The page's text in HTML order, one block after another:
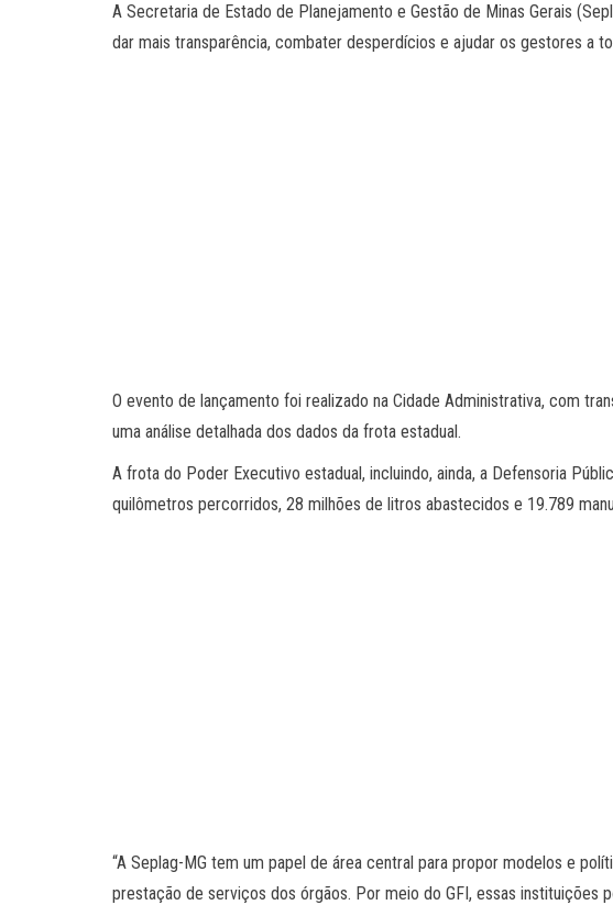
A Secretaria de Estado de Planejamento e Gestão de Minas Gerais
dar mais transparência, combater desperdícios e ajudar os gestores a
O evento de lançamento foi realizado na Cidade Administrativa, com
uma análise detalhada dos dados da frota estadual.
A frota do Poder Executivo estadual, incluindo, ainda, a Defensoria
quilômetros percorridos, 28 milhões de litros abastecidos e 19.789
“A Seplag-MG tem um papel de área central para propor modelos e
prestação de serviços dos órgãos. Por meio do GFI, essas instituições